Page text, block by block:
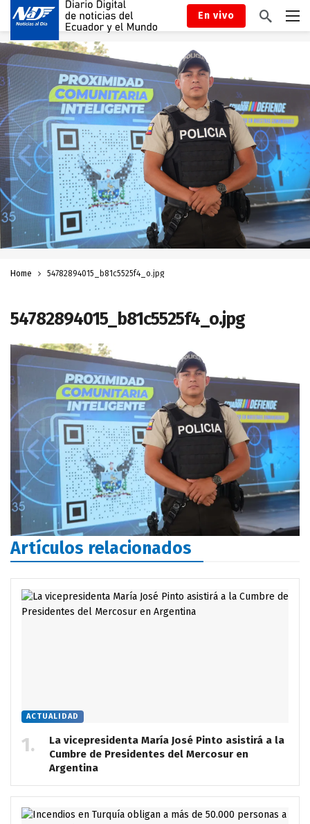
En vivo
Home 54782894015_b81c5525f4_o.jpg
54782894015_b81c5525f4_o.jpg
Artículos relacionados
ACTUALIDAD
La vicepresidenta María José Pinto asistirá a la
Cumbre de Presidentes del Mercosur en
Argentina